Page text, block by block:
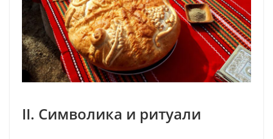
II. Символика и ритуали